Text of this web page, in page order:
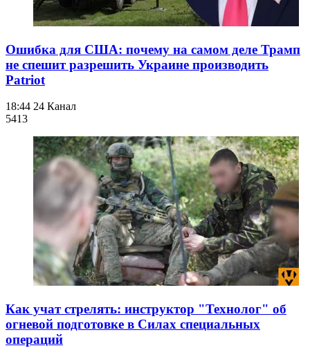
Ошибка для США: почему на самом деле Трамп
не спешит разрешить Украине производить
Patriot
18:44 24 Канал
5413
Как учат стрелять: инструктор "Технолог" об
огневой подготовке в Силах специальных
операций